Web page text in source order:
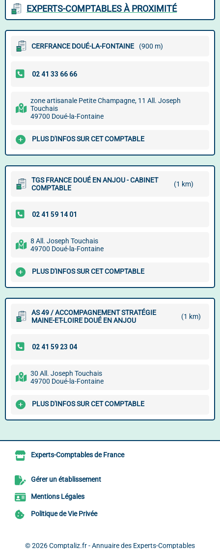
EXPERTS-COMPTABLES À PROXIMITÉ
CERFRANCE DOUÉ-LA-FONTAINE (900 m)
zone artisanale Petite Champagne, 11 All. Joseph
Touchais
49700 Doué-la-Fontaine
PLUS D'INFOS SUR CET COMPTABLE
TGS FRANCE DOUÉ EN ANJOU - CABINET
COMPTABLE
(1 km)
8 All. Joseph Touchais
49700 Doué-la-Fontaine
PLUS D'INFOS SUR CET COMPTABLE
AS 49 / ACCOMPAGNEMENT STRATÉGIE
MAINE-ET-LOIRE DOUÉ EN ANJOU
(1 km)
30 All. Joseph Touchais
49700 Doué-la-Fontaine
PLUS D'INFOS SUR CET COMPTABLE
Experts-Comptables de France
Gérer un établissement
Mentions Légales
Politique de Vie Privée
© 2026Comptaliz.fr - Annuaire des Experts-Comptables